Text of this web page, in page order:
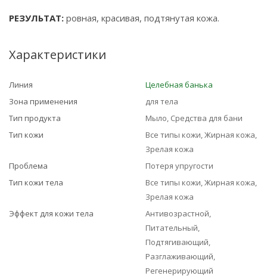
РЕЗУЛЬТАТ: ровная, красивая, подтянутая кожа.
Характеристики
Линия
Целебная банька
Зона применения
для тела
Тип продукта
Мыло, Средства для бани
Тип кожи
Все типы кожи, Жирная кожа,
Зрелая кожа
Проблема
Потеря упругости
Тип кожи тела
Все типы кожи, Жирная кожа,
Зрелая кожа
Эффект для кожи тела
Антивозрастной,
Питательный,
Подтягивающий,
Разглаживающий,
Регенерирующий